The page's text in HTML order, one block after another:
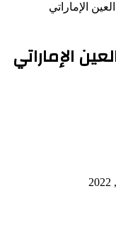
الإماراتي
الإماراتي